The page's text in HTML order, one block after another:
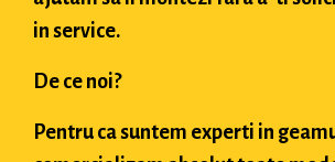
in service.
De ce noi?
Pentru ca suntem experti in